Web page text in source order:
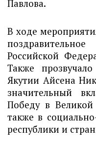
Павлова.
В ходе
Российской
Также
Якутии Айсена
значительный
Победу в
также в
республики и